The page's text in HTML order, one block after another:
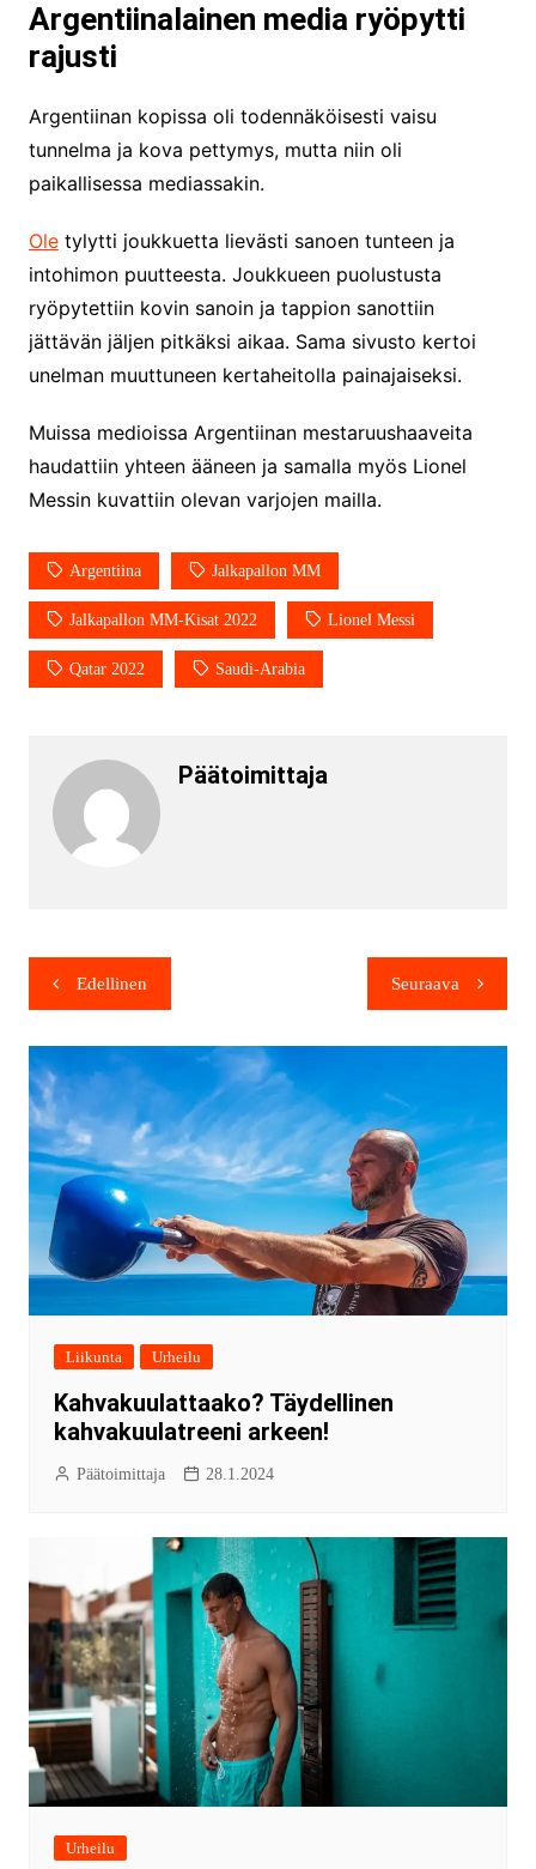
Argentiinalainen media ryöpytti
rajusti
Argentiinan kopissa oli todennäköisesti vaisu
tunnelma ja kova pettymys, mutta niin oli
paikallisessa mediassakin.
Oletylytti joukkuetta lievästi sanoen tunteen ja
intohimon puutteesta. Joukkueen puolustusta
ryöpytettiin kovin sanoin ja tappion sanottiin
jättävän jäljen pitkäksi aikaa. Sama sivusto kertoi
unelman muuttuneen kertaheitolla painajaiseksi.
Muissa medioissa Argentiinan mestaruushaaveita
haudattiin yhteen ääneen ja samalla myös Lionel
Messin kuvattiin olevan varjojen mailla.
Argentiina Jalkapallon MM
Jalkapallon MM-Kisat 2022 Lionel Messi
Qatar 2022 Saudi-Arabia
Päätoimittaja
Edellinen Seuraava
Liikunta Urheilu
Kahvakuulattaako? Täydellinen
kahvakuulatreeni arkeen!
Päätoimittaja 28.1.2024
Urheilu